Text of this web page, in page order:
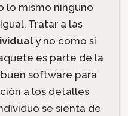
lo mismo ninguno
Tratar a las
y no como si
es parte de la
software para
a los detalles
se sienta de